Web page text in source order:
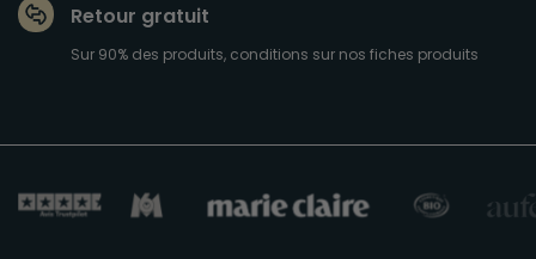
Retour gratuit
Sur 90% des produits, conditions sur nos fiches produits